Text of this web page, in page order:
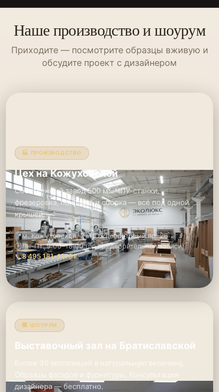
Наше производство и шоурум
Приходите — посмотрите образцы вживую и
обсудите проект с дизайнером
🏭 ПРОИЗВОДСТВО
Цех на Кожуховской
Собственный завод 500 м². ЧПУ-станки,
фрезеровка, покраска и сборка — всё под одной
крышей.
📍м. Кожуховская, 2-й Южнопортовый пр. 26
🕑Пн–Пт: 9:00–18:00 (по предварительной записи)
📞8 495 181-19-91
🏢 ШОУРУМ
Выставочный зал на Братиславской
Более 30 экспозиций в натуральную величину.
Образцы фасадов и фурнитуры. Консультация
дизайнера — бесплатно.